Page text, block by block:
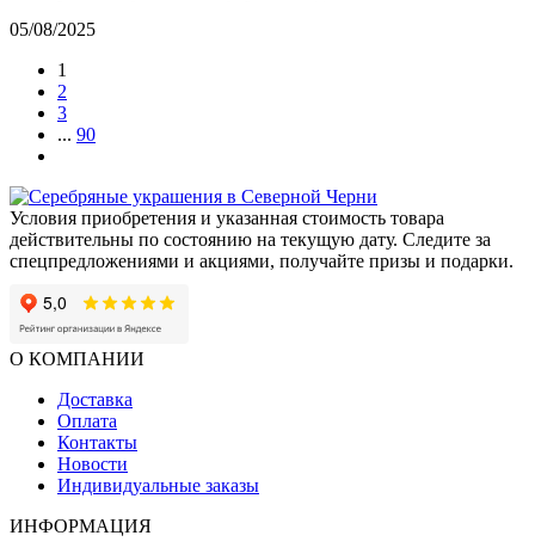
05/08/2025
1
2
3
... 90
Условия приобретения и указанная стоимость товара
действительны по состоянию на текущую дату. Следите за
спецпредложениями и акциями, получайте призы и подарки.
О КОМПАНИИ
Доставка
Оплата
Контакты
Новости
Индивидуальные заказы
ИНФОРМАЦИЯ